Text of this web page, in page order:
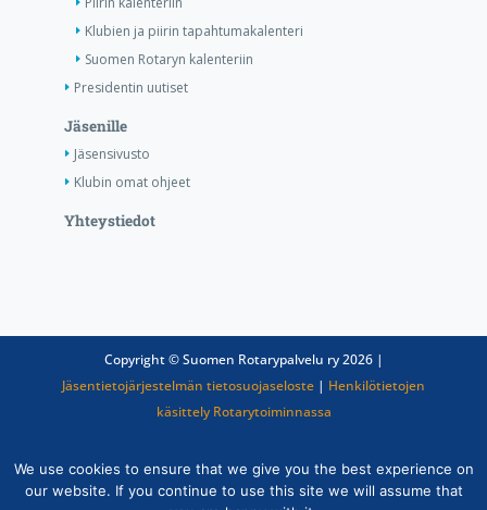
Klubien ja piirin tapahtumakalenteri
Suomen Rotaryn kalenteriin
Presidentin uutiset
Jäsenille
Jäsensivusto
Klubin omat ohjeet
Yhteystiedot
Copyright © Suomen Rotarypalvelu ry 2026 |
Jäsentietojärjestelmän tietosuojaseloste | Henkilötietojen
käsittely Rotarytoiminnassa
We use cookies to ensure that we give you the best experience on
our website. If you continue to use this site we will assume that